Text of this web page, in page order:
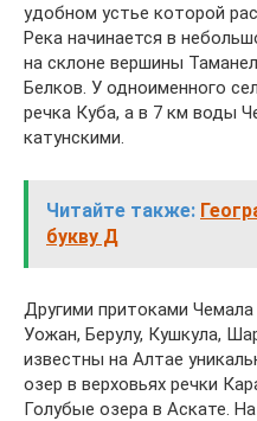
удобном устье которой
Река начинается в
на склоне вершины
Белков. У одноименного
речка Куба, а в 7 км воды
катунскими.
Читайте также:
букву Д
Другими притоками
Уожан, Берулу, Кушкула,
известны на Алтае
озер в верховьях речки
Голубые озера в Аскате.